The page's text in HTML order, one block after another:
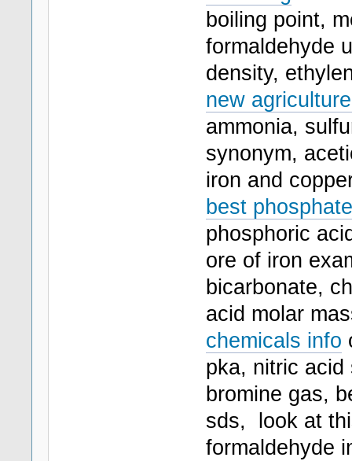
boiling point,
formaldehyde
density,
new
ammonia,
synonym,
iron and
best
phosphoric
ore of iron
bicarbonate,
acid molar
chemicals info
pka, nitric acid
bromine gas,
sds, look at
formaldehyde